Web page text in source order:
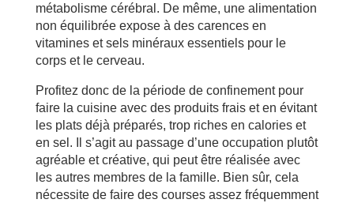
métabolisme cérébral. De même, une alimentation
non équilibrée expose à des carences en
vitamines et sels minéraux essentiels pour le
corps et le cerveau.
Profitez donc de la période de confinement pour
faire la cuisine avec des produits frais et en évitant
les plats déjà préparés, trop riches en calories et
en sel. Il s’agit au passage d’une occupation plutôt
agréable et créative, qui peut être réalisée avec
les autres membres de la famille. Bien sûr, cela
nécessite de faire des courses assez fréquemment